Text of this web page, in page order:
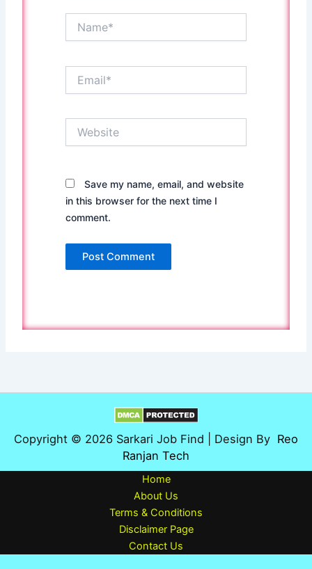
Save my name, email, and website
in this browser for the next time I
comment.
Copyright © 2026 Sarkari Job Find | Design By Reo
Ranjan Tech
Home
About Us
Terms & Conditions
Disclaimer Page
Contact Us